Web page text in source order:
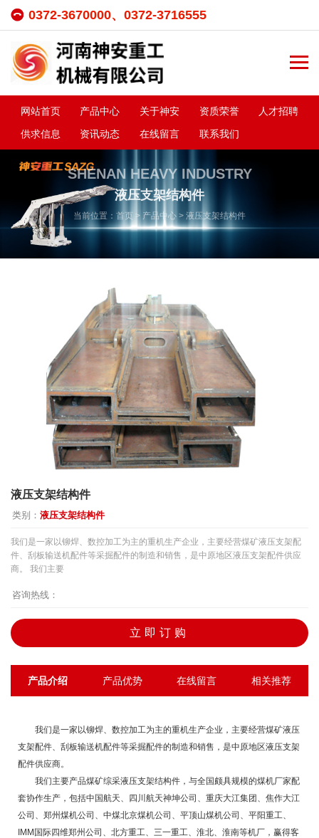
0372-3670000、0372-3716555
网站首页 产品中心 关于神安 资质荣誉
人才招聘
供求信息
资讯动态 在线留言 联系我们
SHENAN HEAVY INDUSTRY
液压支架结构件
当前位置： 首页 > 产品中心 > 液压支架结构件
液压支架结构件
类别： 液压支架结构件
我们是一家以铆焊、数控加工为主的重机生产企业，主要经营煤矿液压支架配
件、刮板输送机配件等采掘配件的制造和销售，是中原地区液压支架配件供应
商。 我们主要
咨询热线：
立即订购
产品介绍 产品优势 在线留言 相关推荐
我们是一家以铆焊、数控加工为主的重机生产企业，主要经营煤矿液压
支架配件、刮板输送机配件等采掘配件的制造和销售，是中原地区液压支架
配件供应商。
我们主要产品煤矿综采液压支架结构件，与全国颇具规模的煤机厂家配
套协作生产，包括中国航天、四川航天神坤公司、重庆大江集团、焦作大江
公司、郑州煤机公司、中煤北京煤机公司、平顶山煤机公司、平阳重工、
IMM国际四维郑州公司、北方重工、三一重工、淮北、淮南等机厂，赢得客